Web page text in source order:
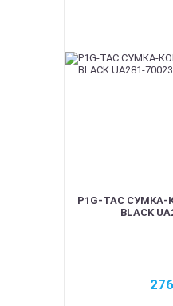
P1G-TAC СУМКА-
BLACK